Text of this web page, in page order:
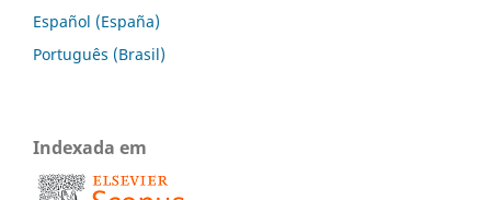
Español (España)
Português (Brasil)
Indexada em